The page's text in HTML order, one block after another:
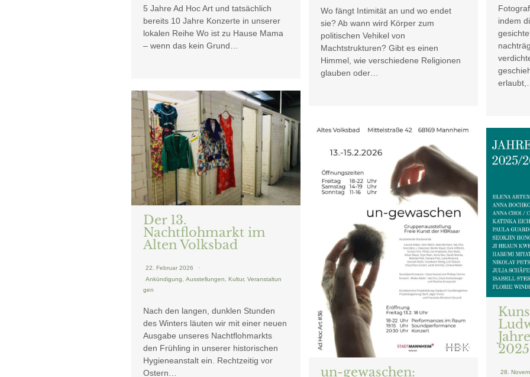
5 Jahre Ad Hoc Art und tatsächlich
bereits 10 Jahre Konzerte in unserer
lokalen Reihe Wo ist zu Hause Mama
– wenn das kein Grund…
Wo fängt Intimität an und wo endet
sie? Ab wann wird Körper zum
politischen Vehikel von
Machtstrukturen? Gibt es einen
Himmel, wie verschiedene Religionen
glauben oder…
indem
Der 13.
Nachtflohmarkt im
Alten Volksbad
22. Februar 2026
Ankündigung
Ausstellungen Kultur, Veranstaltun
Gen
Nach den langen, dunklen Stunden
des Winters läuten wir mit einer neuen
Ausgabe unseres Nachtflohmarkts
den Frühling in unserer historischen
Hygieneanstalt ein. Rechtzeitig vor
Ostern…
un-gewaschen:
28.